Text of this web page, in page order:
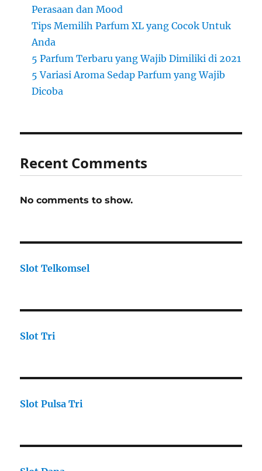
Perasaan dan Mood
Tips Memilih Parfum XL yang Cocok Untuk
Anda
5 Parfum Terbaru yang Wajib Dimiliki di 2021
5 Variasi Aroma Sedap Parfum yang Wajib
Dicoba
Recent Comments
No comments to show.
Slot Telkomsel
Slot Tri
Slot Pulsa Tri